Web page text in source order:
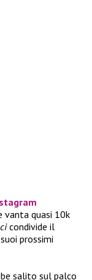
vanta quasi 10k
condivide il
prossimi
salito sul palco